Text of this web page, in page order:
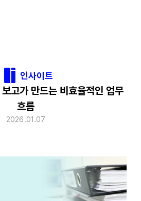
인사이트
고가 만드는 비효율적인 업무
흐름
2026.01.07